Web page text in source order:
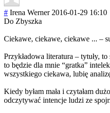
# Irena Werner 2016-01-29 16:10
Do Zbyszka
Ciekawe, ciekawe, ciekawe ... –
Przykładowa literatura – tytuły,
to będzie dla mnie “gratka”
wszystkiego ciekawa, lubię
Kiedy byłam mała i czytałam
odczytywać intencje ludzi ze